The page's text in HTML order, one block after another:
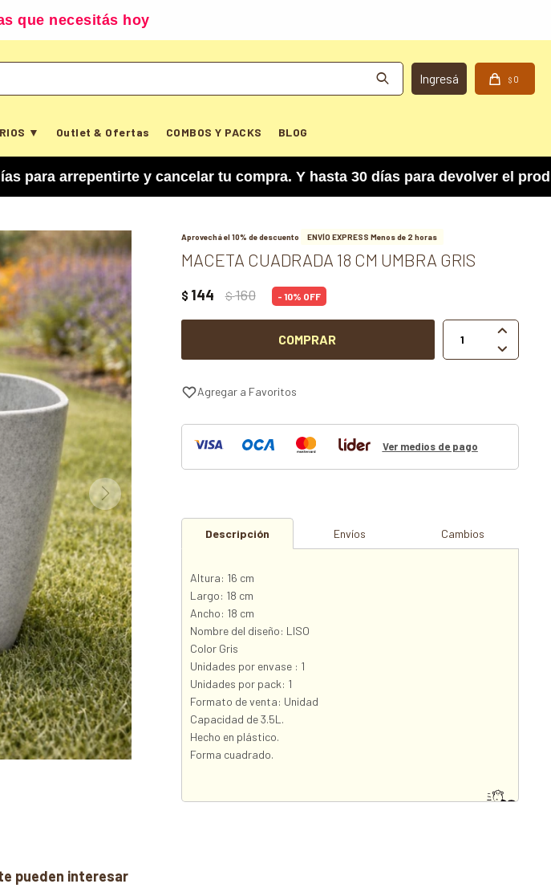
que necesitás hoy
▼ Outlet & Ofertas COMBOS Y PACKS BLOG
$ 0
y cancelar tu compra. Y hasta 30 días para devolver el
Aprovechá el 10% de descuento ENVÍO EXPRESS Menos de 2 horas
MACETA CUADRADA 18 CM UMBRA GRIS
$ 144 $160 10
COMPRAR


Ver medios de pago
Descripción Envíos Cambios
Altura: 16 cm
Largo: 18 cm
Ancho: 18 cm
Nombre del diseño: LISO
Color Gris
Unidades por envase : 1
Unidades por pack: 1
Formato de venta: Unidad
Capacidad de 3.5L.
Hecho en plástico.
Forma cuadrado.
pueden interesar